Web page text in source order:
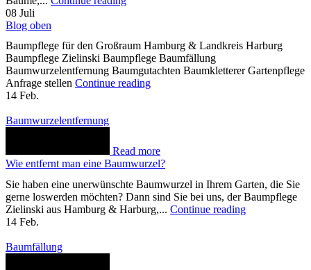
08 Juli
Blog oben
Baumpflege für den Großraum Hamburg & Landkreis Harburg
Baumpflege Zielinski Baumpflege Baumfällung
Baumwurzelentfernung Baumgutachten Baumkletterer Gartenpflege
Anfrage stellen Continue reading
14 Feb.
Baumwurzelentfernung
Read more
Wie entfernt man eine Baumwurzel?
Sie haben eine unerwünschte Baumwurzel in Ihrem Garten, die Sie
gerne loswerden möchten? Dann sind Sie bei uns, der Baumpflege
Zielinski aus Hamburg & Harburg,... Continue reading
14 Feb.
Baumfällung